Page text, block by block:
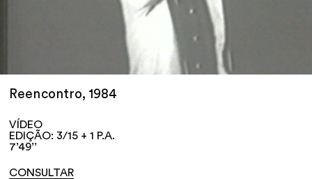
Reencontro, 1984
VÍDEO
EDIÇÃO: 3/15 + 1 P.A.
7’49’’
CONSULTAR